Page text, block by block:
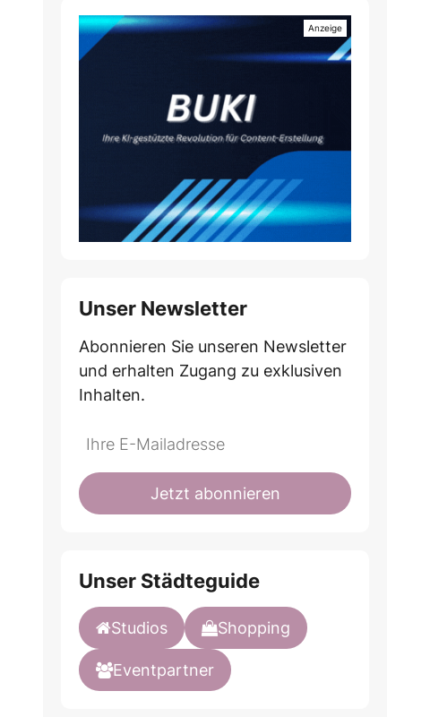
Unser Newsletter
Abonnieren Sie unseren Newsletter
und erhalten Zugang zu exklusiven
Inhalten.
Do
fill
this
*Ihre
Mailadresse:Jetzt abonnieren
Unser Städteguide
Studios Shopping
Eventpartner